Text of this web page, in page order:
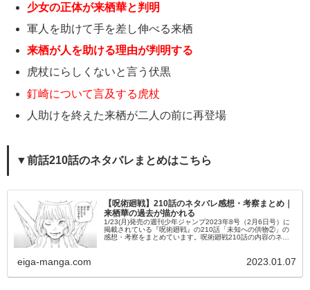
少女の正体が来栖華と判明
軍人を助けて手を差し伸べる来栖
来栖が人を助ける理由が判明する
虎杖にらしくないと言う伏黒
釘崎について言及する虎杖
人助けを終えた来栖が二人の前に再登場
▼前話210話のネタバレまとめはこちら
【呪術廻戦】210話のネタバレ感想・考察まとめ｜
来栖華の過去が描かれる
1/23(月)発売の週刊少年ジャンプ2023年8号（2月6日号）に
掲載されている『呪術廻戦』の210話「未知への供物②」の
感想・考察をまとめています。呪術廻戦210話の内容のネタ
eiga-manga.com 2023.01.07